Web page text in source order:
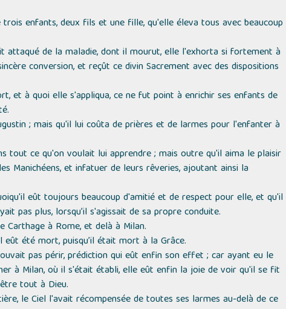
enfants, deux fils et une fille, qu'elle éleva tous avec beaucoup
attaqué de la maladie, dont il mourut, elle l'exhorta si fortement à
conversion, et reçût ce divin Sacrement avec des dispositions
et à quoi elle s'appliqua, ce ne fut point à enrichir ses enfants de
; mais qu'il lui coûta de prières et de larmes pour l'enfanter à
ce qu'on voulait lui apprendre ; mais outre qu'il aima le plaisir
Manichéens, et infatuer de leurs rêveries, ajoutant ainsi la
eût toujours beaucoup d'amitié et de respect pour elle, et qu'il
pas plus, lorsqu’il s'agissait de sa propre conduite.
à Rome, et delà à Milan.
été mort, puisqu’il était mort à la Grâce.
pas périr, prédiction qui eût enfin son effet ; car ayant eu le
à Milan, où il s'était établi, elle eût enfin la joie de voir qu'il se fit
tout à Dieu.
le Ciel l'avait récompensée de toutes ses larmes au-delà de ce